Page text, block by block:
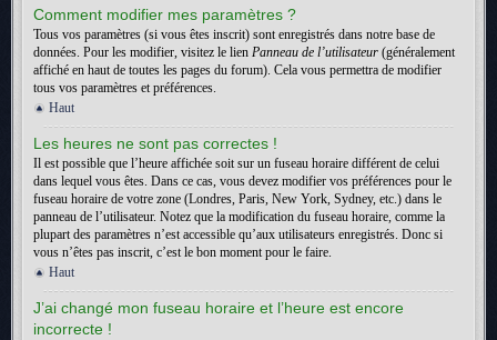
Comment modifier mes paramètres ?
Tous vos paramètres (si vous êtes inscrit) sont enregistrés dans notre base de
données. Pour les modifier, visitez le lien Panneau de l’utilisateur (généralement
affiché en haut de toutes les pages du forum). Cela vous permettra de modifier
tous vos paramètres et préférences.
Haut
Les heures ne sont pas correctes !
Il est possible que l’heure affichée soit sur un fuseau horaire différent de celui
dans lequel vous êtes. Dans ce cas, vous devez modifier vos préférences pour le
fuseau horaire de votre zone (Londres, Paris, New York, Sydney, etc.) dans le
panneau de l’utilisateur. Notez que la modification du fuseau horaire, comme la
plupart des paramètres n’est accessible qu’aux utilisateurs enregistrés. Donc si
vous n’êtes pas inscrit, c’est le bon moment pour le faire.
Haut
J’ai changé mon fuseau horaire et l’heure est encore
incorrecte !